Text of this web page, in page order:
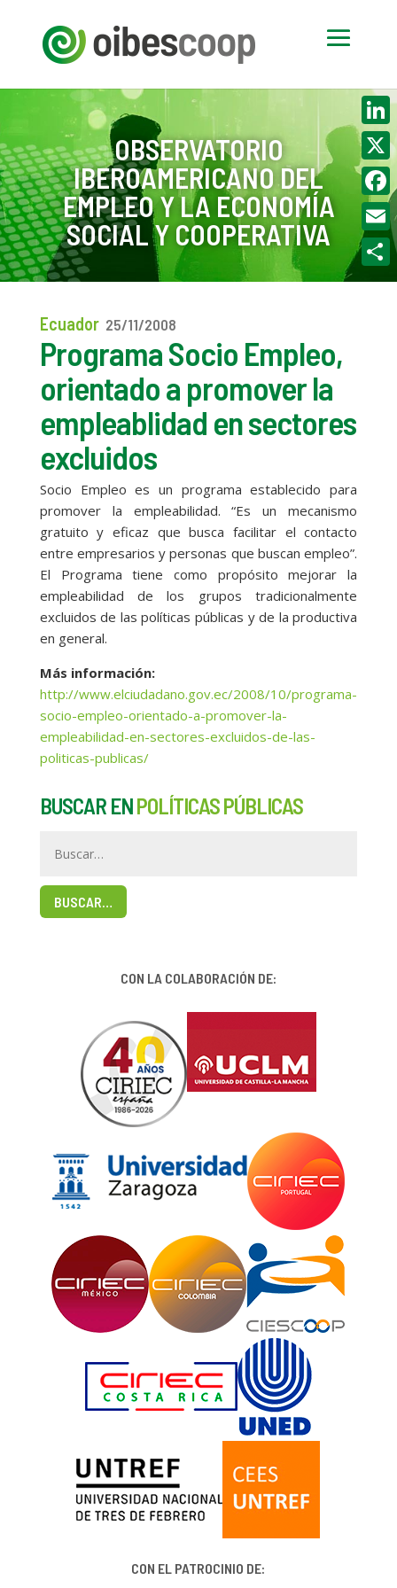
OBSERVATORIO
IBEROAMERICANO DEL
EMPLEO Y LA ECONOMÍA
SOCIAL Y COOPERATIVA
Ecuador 25/11/2008
Programa Socio Empleo,
orientado a promover la
empleablidad en sectores
excluidos
Socio Empleo es un programa establecido para
promover la empleabilidad. “Es un mecanismo
gratuito y eficaz que busca facilitar el contacto
entre empresarios y personas que buscan empleo”.
El Programa tiene como propósito mejorar la
empleabilidad de los grupos tradicionalmente
excluidos de las políticas públicas y de la productiva
en general.
Más información:
http://www.elciudadano.gov.ec/2008/10/programa-
socio-empleo-orientado-a-promover-la-
empleabilidad-en-sectores-excluidos-de-las-
politicas-publicas/
BUSCAR ENPOLÍTICAS PÚBLICAS
BUSCAR…
CON LA COLABORACIÓN DE:
CON EL PATROCINIO DE:
X
Email